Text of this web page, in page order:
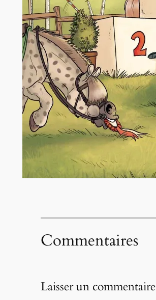
Commentaires
Laisser un commentaire